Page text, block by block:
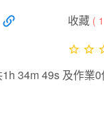
收藏 (
34m 49s 及作業0